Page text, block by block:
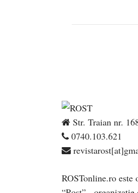
Str. Traian nr.
0740.103.621
ROSTonline.ro